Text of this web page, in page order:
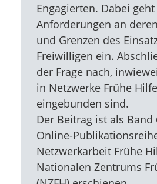
Engagierten. Dabei
Anforderungen an
und Grenzen des
Freiwilligen ein.
der Frage nach,
in Netzwerke Frühe
eingebunden sind.
Der Beitrag ist als Band
Online-
Netzwerkarbeit Frühe
Nationalen Zentrums